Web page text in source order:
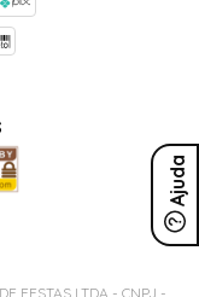
Ajuda
FESTAS LTDA - CNPJ -